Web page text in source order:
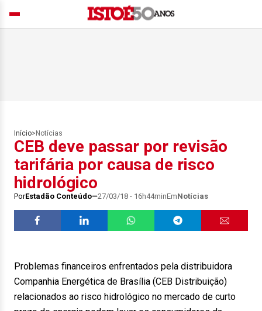
Início> Notícias
CEB deve passar por revisão
tarifária por causa de risco
hidrológico
PorEstadão Conteúdo 27/03/18 - 16h44minEmNotícias
Problemas financeiros enfrentados pela distribuidora
Companhia Energética de Brasília (CEB Distribuição)
relacionados ao risco hidrológico no mercado de curto